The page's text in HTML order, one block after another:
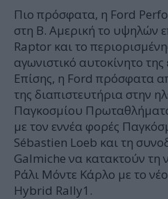
Πιο πρόσφατα, η Ford
στη Β. Αμερική το υψηλών
Raptor και το
αγωνιστικό αυτοκίνητο
Επίσης, η Ford πρόσφατα
της διαπιστευτήρια στην
Παγκοσμίου
με τον εννέα φορές
Sébastien Loeb και τη
Galmiche να κατακτούν τη
Ράλι Μόντε Κάρλο με το
Hybrid Rally1.